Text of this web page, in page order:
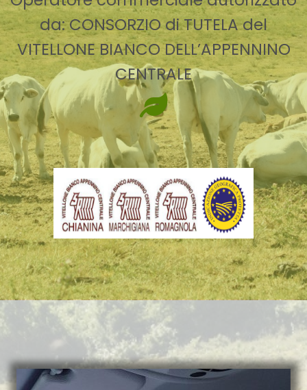
da: CONSORZIO di TUTELA del
VITELLONE BIANCO DELL’APPENNINO
CENTRALE